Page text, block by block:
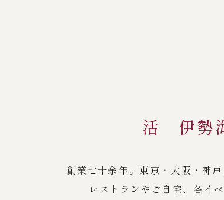
活 伊勢
創業七十余年。東京・大阪・神
レストランやご自宅、各イ